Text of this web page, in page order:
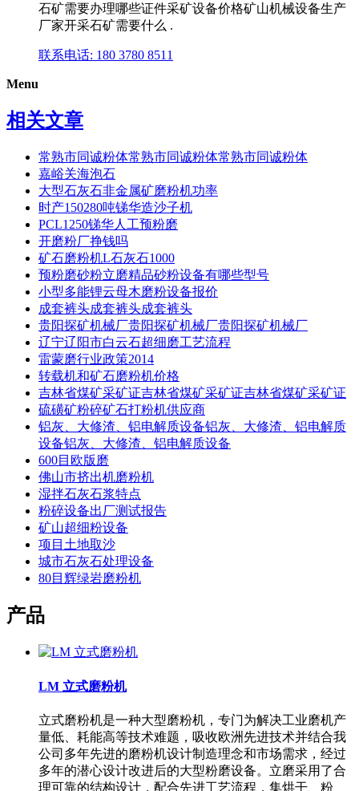
石矿需要办理哪些证件采矿设备价格矿山机械设备生产
厂家开采石矿需要什么 .
联系电话: 180 3780 8511
Menu
相关文章
常熟市同诚粉体常熟市同诚粉体常熟市同诚粉体
嘉峪关海泡石
大型石灰石非金属矿磨粉机功率
时产150280吨锑华造沙子机
PCL1250锑华人工预粉磨
开磨粉厂挣钱吗
矿石磨粉机L石灰石1000
预粉磨砂粉立磨精品砂粉设备有哪些型号
小型多能锂云母木磨粉设备报价
成套裤头成套裤头成套裤头
贵阳探矿机械厂贵阳探矿机械厂贵阳探矿机械厂
辽宁辽阳市白云石超细磨工艺流程
雷蒙磨行业政策2014
转载机和矿石磨粉机价格
吉林省煤矿采矿证吉林省煤矿采矿证吉林省煤矿采矿证
硫磺矿粉碎矿石打粉机供应商
铝灰、大修渣、铝电解质设备铝灰、大修渣、铝电解质
设备铝灰、大修渣、铝电解质设备
600目欧版磨
佛山市挤出机磨粉机
湿拌石灰石浆特点
粉碎设备出厂测试报告
矿山超细粉设备
项目土地取沙
城市石灰石处理设备
80目辉绿岩磨粉机
产品
LM 立式磨粉机
立式磨粉机是一种大型磨粉机，专门为解决工业磨机产
量低、耗能高等技术难题，吸收欧洲先进技术并结合我
公司多年先进的磨粉机设计制造理念和市场需求，经过
多年的潜心设计改进后的大型粉磨设备。立磨采用了合
理可靠的结构设计，配合先进工艺流程，集烘干、粉